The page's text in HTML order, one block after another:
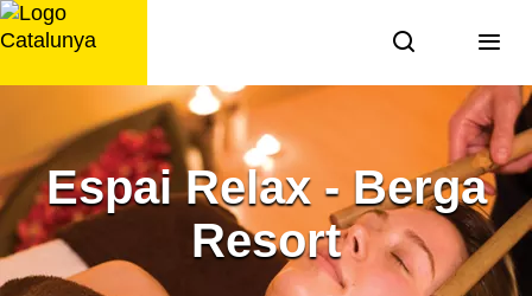
Saltar
al
Espai Relax - Berga
Resort